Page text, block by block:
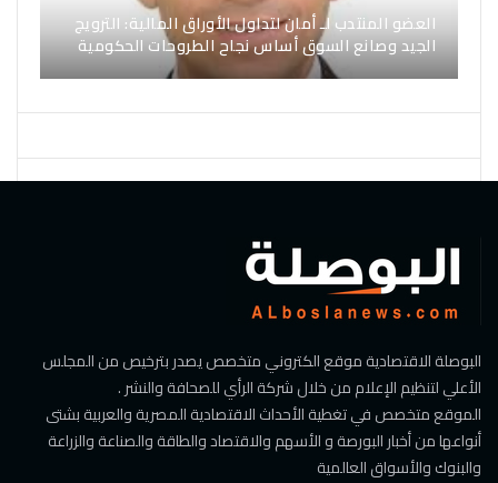
العضو المنتدب لـ أمان لتداول الأوراق المالية: الترويج
الجيد وصانع السوق أساس نجاح الطروحات الحكومية
البوصلة الاقتصادية موقع الكتروني متخصص يصدر بترخيص من المجلس
الأعلي لتنظيم الإعلام من خلال شركة الرأي للصحافة والنشر .
الموقع متخصص في تغطية الأحداث الاقتصادية المصرية والعربية بشتى
أنواعها من أخبار البورصة و الأسهم والاقتصاد والطاقة والصناعة والزراعة
والبنوك والأسواق العالمية